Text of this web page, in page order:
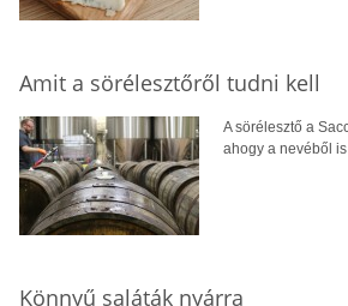
Amit a sörélesztőről tudni kell
A sörélesztő a
ahogy a nevéből
Könnyű saláták nyárra